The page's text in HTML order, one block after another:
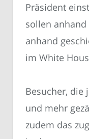
Präsident
sollen
anhand
im White
Besucher,
und mehr
zudem das